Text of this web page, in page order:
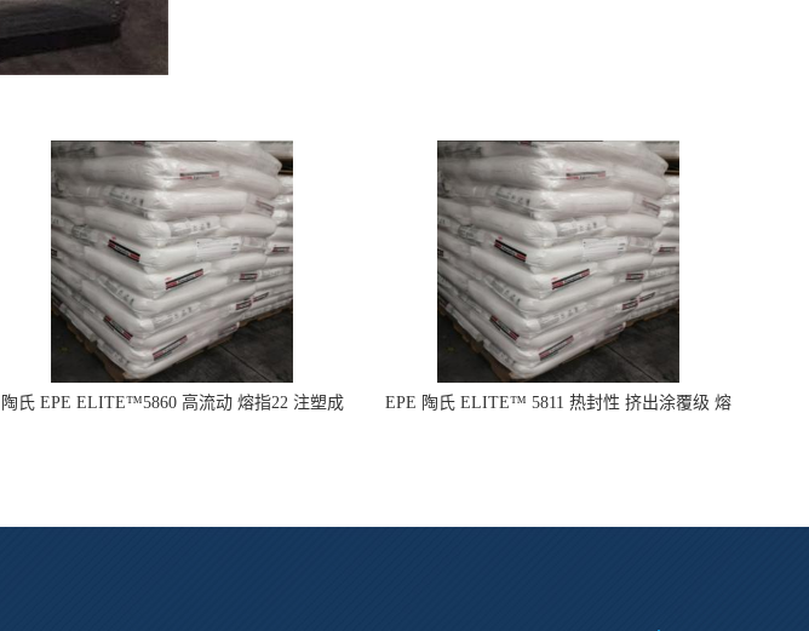
陶氏 EPE ELITE™5860 高流动 熔指22 注塑成
EPE 陶氏 ELITE™ 5811 热封性 挤出涂覆级 熔